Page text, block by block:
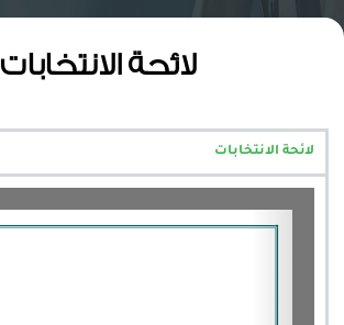
لائحة الانتخابات
لائحة الانتخابات